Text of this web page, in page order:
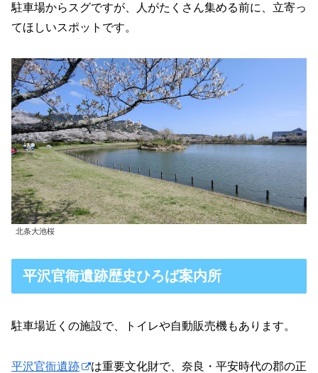
駐車場からスグですが、人がたくさん集める前に、立寄っ
てほしいスポットです。
北条大池桜
平沢官衙遺跡歴史ひろば案内所
駐車場近くの施設で、トイレや自動販売機もあります。
平沢官衙遺跡
は重要文化財で、奈良・平安時代の郡の正